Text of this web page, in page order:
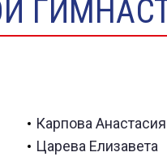
Карпова Анастасия
Царева Елизавета